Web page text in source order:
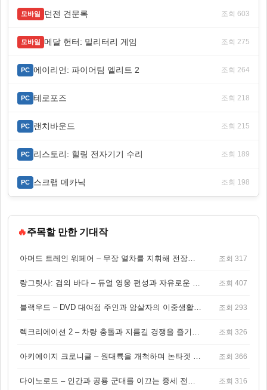
모바일 던전 견문록 조회 603
모바일 메달 헌터: 밀리터리 게임 조회 275
PC 에이리언: 파이어팀 엘리트 2 조회 264
PC 테로포즈 조회 218
PC 랜치바운드 조회 215
PC 리스토리: 힐링 전자기기 수리 조회 189
PC 스크랩 메카닉 조회 198
🔥주목할 만한 기대작
아머드 트레인 워페어 – 무장 열차를 지휘해 전장을 돌파하는 생존 전투 게임 조회 317
랑그릿사: 검의 바다 – 듀얼 영웅 편성과 자유로운 탐험을 결합한 판타지 전략 RPG 조회 407
블랙우드 – DVD 대여점 주인과 암살자의 이중생활을 그린 3인칭 액션 스릴러 게임 조회 293
렉크리에이션 2 – 차량 충돌과 지름길 경쟁을 즐기는 오픈월드 아케이드 레이싱 게임 조회 326
아키에이지 크로니클 – 원대륙을 개척하며 논타겟 전투를 즐기는 오픈월드 MMORPG 조회 366
다이노로드 – 인간과 공룡 군대를 이끄는 중세 전략 액션 RPG 조회 316